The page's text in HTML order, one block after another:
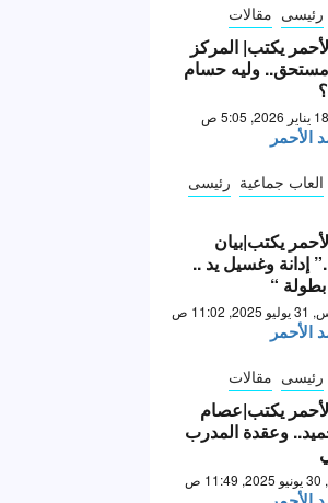
رئيسى مقالات
يكتب| المركز
مستحق.. وليه حسام
الأحمر
العاب جماعية رئيسى
يكتب|بيان
إدانة وغسيل يد ..
“
11:02 ص
الأحمر
رئيسى مقالات
يكتب|عصام
وعقدة المدرب
ص